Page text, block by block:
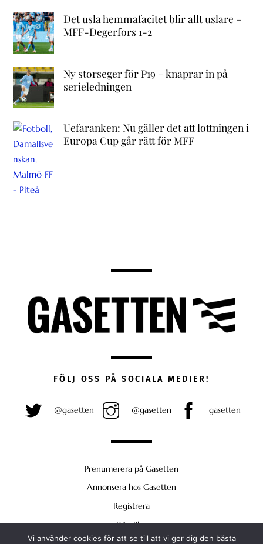
Det usla hemmafacitet blir allt uslare –
MFF-Degerfors 1-2
Ny storseger för P19 – knaprar in på
serieledningen
Uefaranken: Nu gäller det att lottningen i
Europa Cup går rätt för MFF
FÖLJ OSS PÅ SOCIALA MEDIER!
@gasetten @gasetten gasetten
Prenumerera på Gasetten
Annonsera hos Gasetten
Registrera
Köp Plus
Vi använder cookies för att se till att vi ger dig den bästa